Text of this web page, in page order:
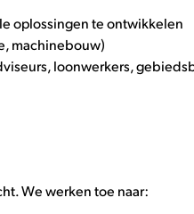
oplossingen te ontwikkelen
machinebouw)
loonwerkers,
We werken toe naar: